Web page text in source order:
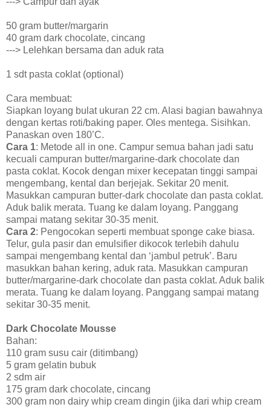
50 gram butter/margarin
40 gram dark chocolate, cincang
---> Lelehkan bersama dan aduk rata
1 sdt pasta coklat (optional)
Cara membuat:
Siapkan loyang bulat ukuran 22 cm. Alasi bagian bawahnya
dengan kertas roti/baking paper. Oles mentega. Sisihkan.
Panaskan oven 180’C.
Cara 1: Metode all in one. Campur semua bahan jadi satu
kecuali campuran butter/margarine-dark chocolate dan
pasta coklat. Kocok dengan mixer kecepatan tinggi sampai
mengembang, kental dan berjejak. Sekitar 20 menit.
Masukkan campuran butter-dark chocolate dan pasta coklat.
Aduk balik merata. Tuang ke dalam loyang. Panggang
sampai matang sekitar 30-35 menit.
Cara 2: Pengocokan seperti membuat sponge cake biasa.
Telur, gula pasir dan emulsifier dikocok terlebih dahulu
sampai mengembang kental dan ‘jambul petruk’. Baru
masukkan bahan kering, aduk rata. Masukkan campuran
butter/margarine-dark chocolate dan pasta coklat. Aduk balik
merata. Tuang ke dalam loyang. Panggang sampai matang
sekitar 30-35 menit.
Dark Chocolate Mousse
Bahan:
110 gram susu cair (ditimbang)
5 gram gelatin bubuk
2 sdm air
175 gram dark chocolate, cincang
300 gram non dairy whip cream dingin (jika dari whip cream